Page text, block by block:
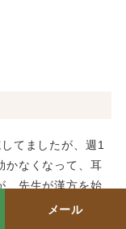
てましたが、週1
かなくなって、耳
、先生が漢方を始
漢方のお茶（外
メール